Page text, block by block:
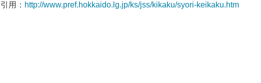
引用： http://www.pref.hokkaido.lg.jp/ks/jss/kikaku/syori-keikaku.htm